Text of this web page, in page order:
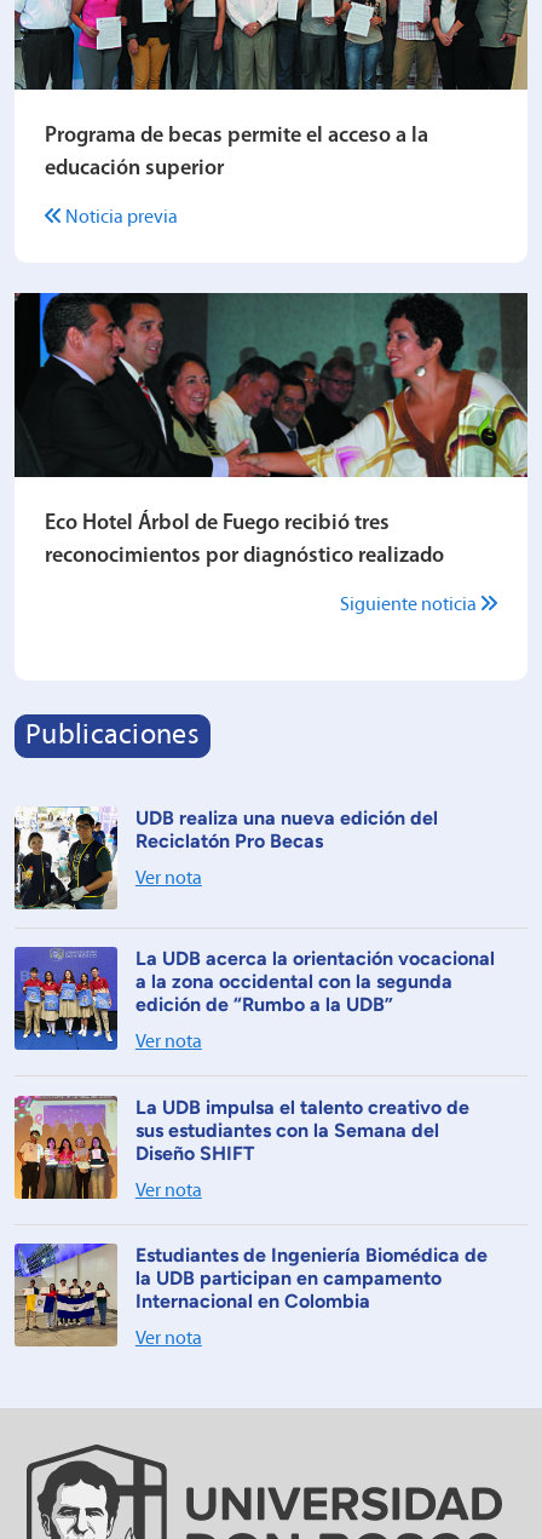
Programa de becas permite el acceso a la
educación superior
Noticia previa
Eco Hotel Árbol de Fuego recibió tres
reconocimientos por diagnóstico realizado
Siguiente noticia
Publicaciones
UDB realiza una nueva edición del
Reciclatón Pro Becas
Ver nota
La UDB acerca la orientación vocacional
a la zona occidental con la segunda
edición de “Rumbo a la UDB”
Ver nota
La UDB impulsa el talento creativo de
sus estudiantes con la Semana del
Diseño SHIFT
Ver nota
Estudiantes de Ingeniería Biomédica de
la UDB participan en campamento
Internacional en Colombia
Ver nota